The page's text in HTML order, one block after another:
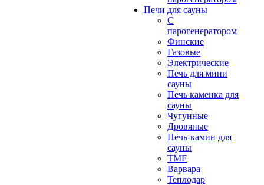
Печи для сауны
С
парогенератором
Финские
Газовые
Электрические
Печь для мини
сауны
Печь каменка для
сауны
Чугунные
Дровяные
Печь-камин для
сауны
TMF
Варвара
Теплодар